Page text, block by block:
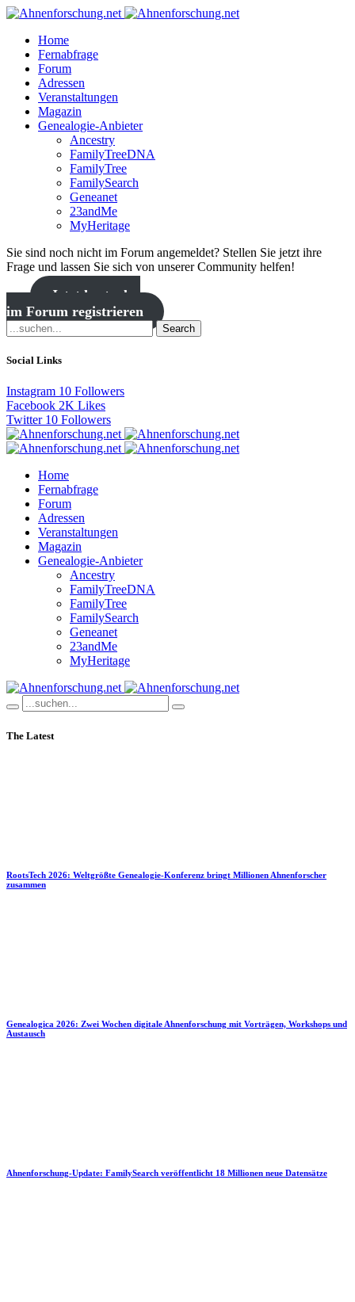
Home
Fernabfrage
Forum
Adressen
Veranstaltungen
Magazin
Genealogie-Anbieter
Ancestry
FamilyTreeDNA
FamilyTree
FamilySearch
Geneanet
23andMe
MyHeritage
Sie sind noch nicht im Forum angemeldet? Stellen Sie jetzt ihre
Frage und lassen Sie sich von unserer Community helfen!
Jetzt kostenlos
im Forum registrieren
Search
Social Links
Instagram 10 Followers
Facebook 2K Likes
Twitter 10 Followers
Home
Fernabfrage
Forum
Adressen
Veranstaltungen
Magazin
Genealogie-Anbieter
Ancestry
FamilyTreeDNA
FamilyTree
FamilySearch
Geneanet
23andMe
MyHeritage
The Latest
RootsTech 2026: Weltgrößte Genealogie-Konferenz bringt Millionen Ahnenforscher
zusammen
Genealogica 2026: Zwei Wochen digitale Ahnenforschung mit Vorträgen, Workshops und
Austausch
Ahnenforschung-Update: FamilySearch veröffentlicht 18 Millionen neue Datensätze